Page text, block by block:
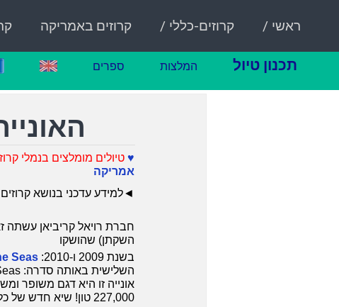
ראשי / קרוזים-כללי / קרוזים באמריקה
תכנון טיול המלצות ספרים
♥ טיולים מומלצים בנמלי
אמריקה
◄למידע עדכני בנושא
חברת רויאל קריביאן עשתה
השקתן) שהושקו
בשנת 2009 ו-2010:
Seas
השלישית באותה סדרה: Harmony of the Seas.
אונייה זו היא דגם משופר
227,000 טון! שיא חדש של כל הזמנים באוניות קרוזים עד שנה זו.